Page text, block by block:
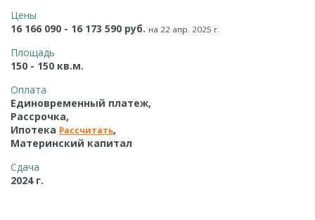
Цены
16 166 090 - 16 173 590 руб. на 22 апр. 2025 г.
Площадь
150 - 150 кв.м.
Оплата
Единовременный платеж,
Рассрочка,
Ипотека Рассчитать,
Материнский капитал
Сдача
2024 г.